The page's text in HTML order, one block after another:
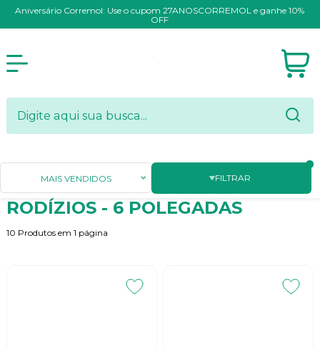
Aniversário Corremol: Use o cupom 27ANOSCORREMOL e ganhe 10%
OFF
Página Inicial
MOVIMENTAÇÃO DE CARGAS
RODÍZIOS - 6 POLEGADAS
RODÍZIOS - 6 POLEGADAS
10 Produtos em 1 página
FILTRAR
MAIS VENDIDOS